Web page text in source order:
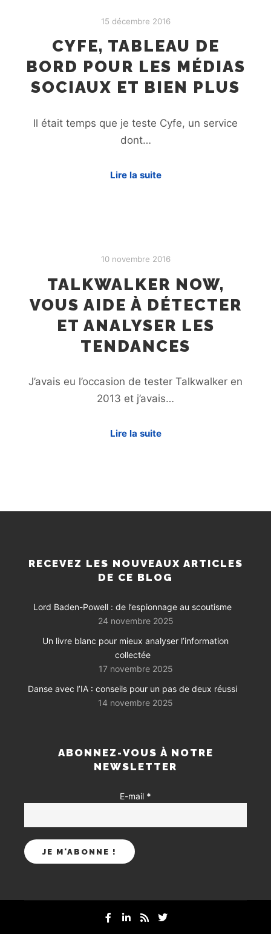
15 décembre 2016
CYFE, TABLEAU DE
BORD POUR LES MÉDIAS
SOCIAUX ET BIEN PLUS
Il était temps que je teste Cyfe, un service
dont…
Lire la suite
10 novembre 2016
TALKWALKER NOW,
VOUS AIDE À DÉTECTER
ET ANALYSER LES
TENDANCES
J’avais eu l’occasion de tester Talkwalker en
2013 et j’avais…
Lire la suite
RECEVEZ LES NOUVEAUX ARTICLES
DE CE BLOG
Lord Baden-Powell : de l’espionnage au scoutisme
24 novembre 2025
Un livre blanc pour mieux analyser l’information
collectée
17 novembre 2025
Danse avec l’IA : conseils pour un pas de deux réussi
14 novembre 2025
ABONNEZ-VOUS À NOTRE
NEWSLETTER
E-mail *